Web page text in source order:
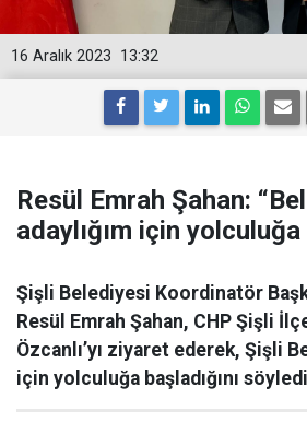
13:32
16 Aralık 2023
Resül Emrah Şahan:
adaylığım için yolculuğa
Şişli Belediyesi Koordinatör
Resül Emrah Şahan, CHP Şişli
Özcanlı’yı ziyaret ederek, Şişli
için yolculuğa başladığını